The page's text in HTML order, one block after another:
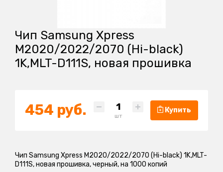
Чип Samsung Xpress
M2020/2022/2070 (Hi-black)
1K,MLT-D111S, новая прошивка
454 руб. шт
Купить
Чип Samsung Xpress M2020/2022/2070 (Hi-black) 1K,MLT-
D111S, новая прошивка, черный, на 1000 копий